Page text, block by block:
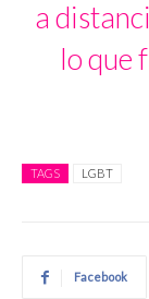
a
lo que
TAGS LGBT
Facebook